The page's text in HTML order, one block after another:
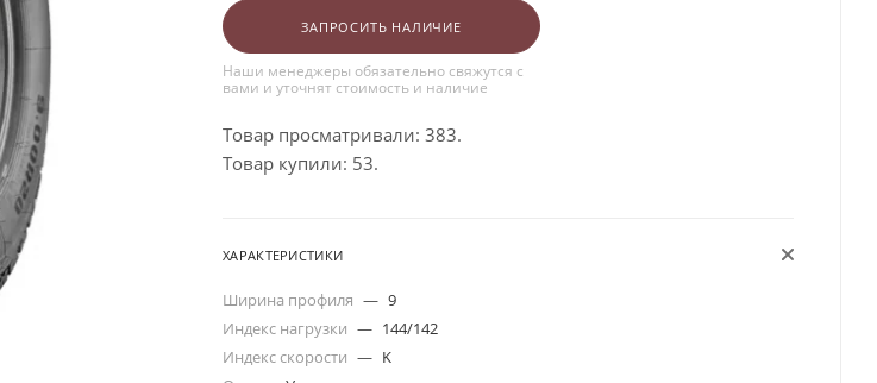
ЗАПРОСИТЬ НАЛИЧИЕ
Наши менеджеры обязательно свяжутся с
вами и уточнят стоимость и наличие
Товар просматривали: 383.
Товар купили: 53.
ХАРАКТЕРИСТИКИ
Ширина профиля — 9
Индекс нагрузки — 144/142
Индекс скорости — K